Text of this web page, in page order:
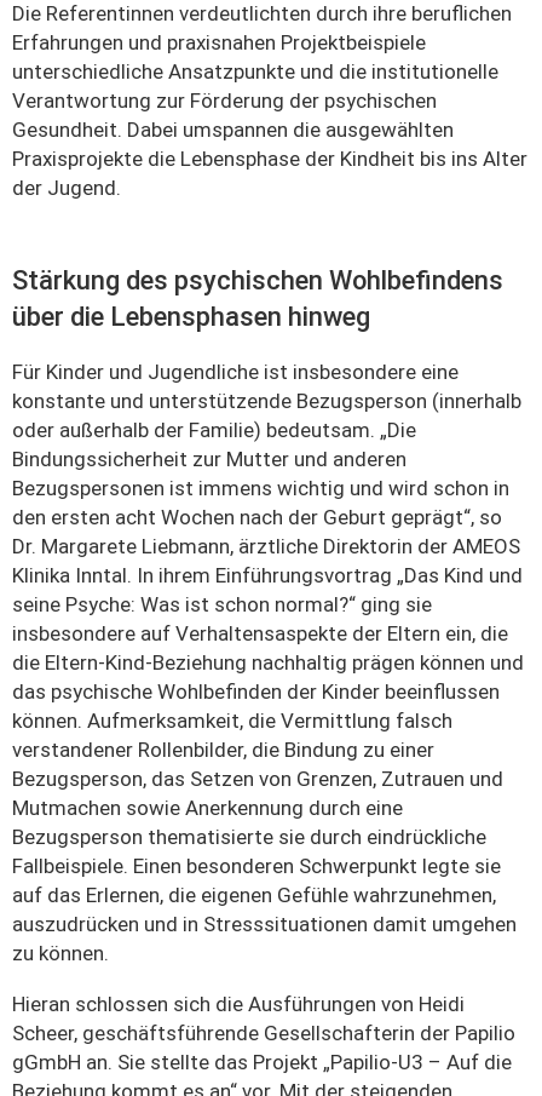
Die Referentinnen verdeutlichten durch ihre beruflichen
Erfahrungen und praxisnahen Projektbeispiele
unterschiedliche Ansatzpunkte und die institutionelle
Verantwortung zur Förderung der psychischen
Gesundheit. Dabei umspannen die ausgewählten
Praxisprojekte die Lebensphase der Kindheit bis ins Alter
der Jugend.
Stärkung des psychischen Wohlbefindens
über die Lebensphasen hinweg
Für Kinder und Jugendliche ist insbesondere eine
konstante und unterstützende Bezugsperson (innerhalb
oder außerhalb der Familie) bedeutsam. „Die
Bindungssicherheit zur Mutter und anderen
Bezugspersonen ist immens wichtig und wird schon in
den ersten acht Wochen nach der Geburt geprägt“, so
Dr. Margarete Liebmann, ärztliche Direktorin der AMEOS
Klinika Inntal. In ihrem Einführungsvortrag „Das Kind und
seine Psyche: Was ist schon normal?“ ging sie
insbesondere auf Verhaltensaspekte der Eltern ein, die
die Eltern-Kind-Beziehung nachhaltig prägen können und
das psychische Wohlbefinden der Kinder beeinflussen
können. Aufmerksamkeit, die Vermittlung falsch
verstandener Rollenbilder, die Bindung zu einer
Bezugsperson, das Setzen von Grenzen, Zutrauen und
Mutmachen sowie Anerkennung durch eine
Bezugsperson thematisierte sie durch eindrückliche
Fallbeispiele. Einen besonderen Schwerpunkt legte sie
auf das Erlernen, die eigenen Gefühle wahrzunehmen,
auszudrücken und in Stresssituationen damit umgehen
zu können.
Hieran schlossen sich die Ausführungen von Heidi
Scheer, geschäftsführende Gesellschafterin der Papilio
gGmbH an. Sie stellte das Projekt „Papilio-U3 – Auf die
Beziehung kommt es an“ vor. Mit der steigenden